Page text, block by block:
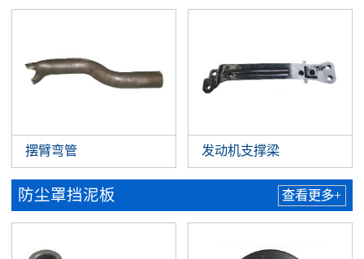
摆臂弯管 发动机支撑梁
防尘罩挡泥板 查看更多+